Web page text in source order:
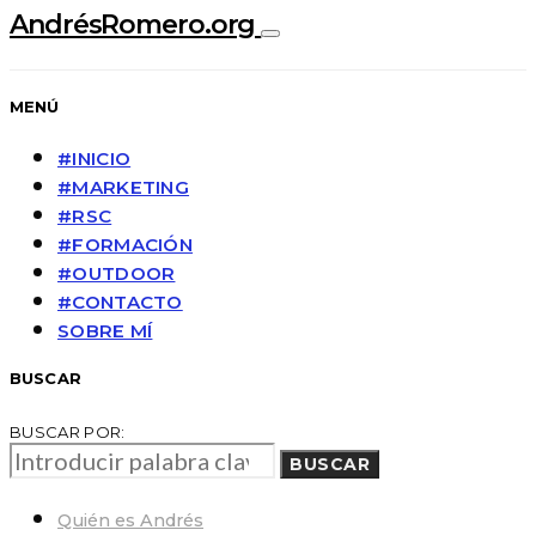
AndrésRomero.org
MENÚ
#INICIO
#MARKETING
#RSC
#FORMACIÓN
#OUTDOOR
#CONTACTO
SOBRE MÍ
BUSCAR
BUSCAR POR:
BUSCAR
Quién es Andrés